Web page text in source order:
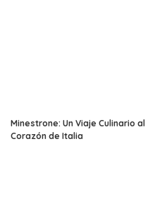
Minestrone: Un Viaje Culinario al
Corazón de Italia